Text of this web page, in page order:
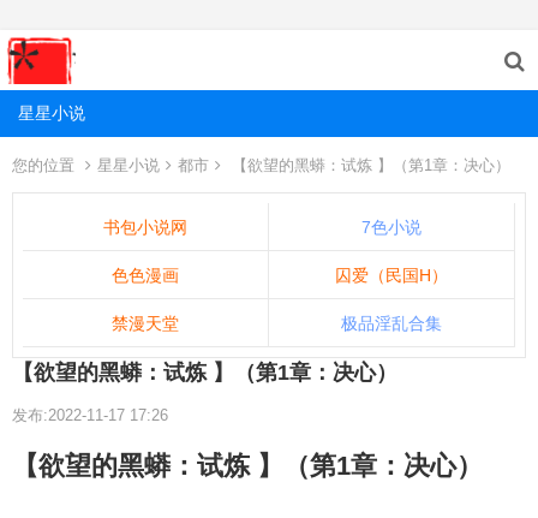
星星小说
您的位置 星星小说 都市 【欲望的黑蟒：试炼 】（第1章：决心）
书包小说网 7色小说
色色漫画 囚爱（民国H）
禁漫天堂 极品淫乱合集
【欲望的黑蟒：试炼 】（第1章：决心）
发布:2022-11-17 17:26
【欲望的黑蟒：试炼 】（第1章：决心）